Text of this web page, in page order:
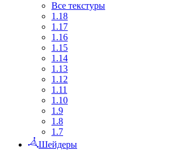
Все текстуры
1.18
1.17
1.16
1.15
1.14
1.13
1.12
1.11
1.10
1.9
1.8
1.7
Шейдеры